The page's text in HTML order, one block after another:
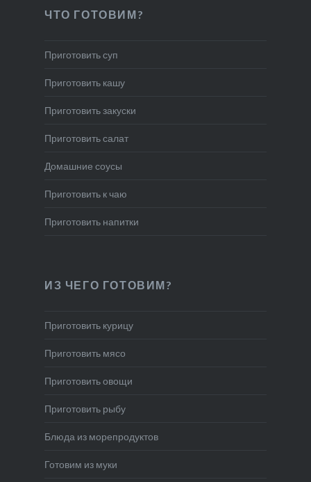
ЧТО ГОТОВИМ?
Приготовить суп
Приготовить кашу
Приготовить закуски
Приготовить салат
Домашние соусы
Приготовить к чаю
Приготовить напитки
ИЗ ЧЕГО ГОТОВИМ?
Приготовить курицу
Приготовить мясо
Приготовить овощи
Приготовить рыбу
Блюда из морепродуктов
Готовим из муки